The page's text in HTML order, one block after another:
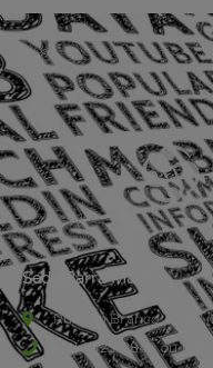
Sede Barra Mansa
Rua Rio Branco, nº107
(24) 3323-2848 ou (24)